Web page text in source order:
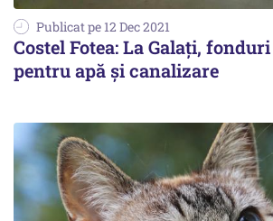
Publicat pe 12 Dec 2021
Costel Fotea: La Galați,
pentru apă și canalizare